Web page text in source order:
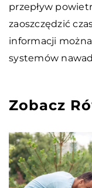
przepływ
zaoszczędzić
informacji
systemów
Zobacz